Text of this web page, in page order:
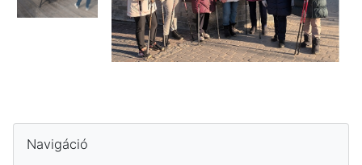
Navigáció